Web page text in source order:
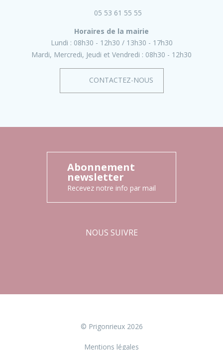
05 53 61 55 55
Horaires de la mairie
Lundi : 08h30 - 12h30
13h30 - 17h30
Mardi, Mercredi, Jeudi et Vendredi : 08h30 - 12h30
CONTACTEZ-NOUS
Abonnement
newsletter
Recevez notre info par mail
NOUS SUIVRE
© Prigonrieux 2026
Mentions légales